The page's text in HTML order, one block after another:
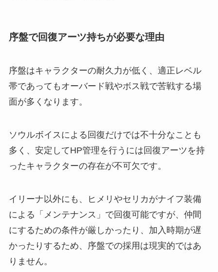
序盤で回復アーツ持ちが必要な理由
序盤はキャラクターの耐久力が低く、適正レベル
帯であってもオーバード戦やボス戦で苦戦する場
面が多くなります。
ソウルボイスによる回復だけでは不十分なことも
多く、安定してHP管理を行うには回復アーツを持
ったキャラクターの存在が不可欠です。
イリーナ以外にも、ヒメリやセリカがナイフ装備
による「メンテナンス」で回復可能ですが、仲間
にするための条件が厳しかったり、加入時期が遅
かったりするため、序盤での採用は現実的ではあ
りません。